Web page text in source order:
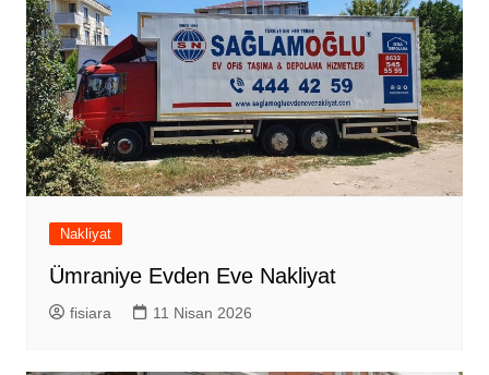
Nakliyat
Ümraniye Evden Eve Nakliyat
fisiara 11 Nisan 2026